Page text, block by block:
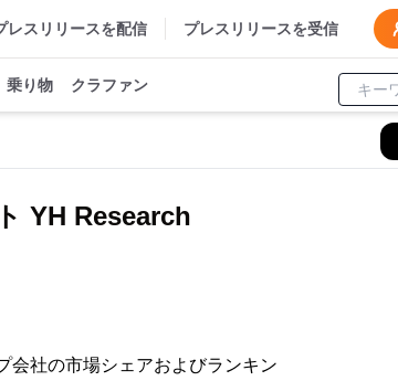
レスリリースを配信 プレスリリースを受信
乗り物 クラファン
YH Research
会社の市場シェアおよびランキン